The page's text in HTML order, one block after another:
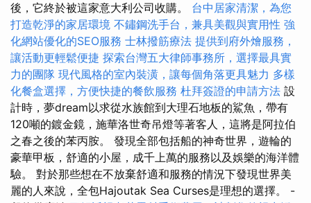
後，它終於被這家意大利公司收購。 台中居家清潔，為您
打造乾淨的家居環境 不鏽鋼洗手台，兼具美觀與實用性 強
化網站優化的SEO服務 士林撥筋療法 提供到府外燴服務，
讓活動更輕鬆便捷 探索台灣五大律師事務所，選擇最具實
力的團隊 現代風格的室內裝潢，讓每個角落更具魅力 多樣
化餐盒選擇，方便快捷的餐飲服務 杜拜簽證的申請方法 設
計時，夢dream以求從水族館到大理石地板的鯊魚，帶有
120噸的鍍金鏡，施華洛世奇吊燈等著客人，這將是阿拉伯
之春之後的苯丙胺。 發現全部包括船的神奇世界，遊輪的
豪華甲板，舒適的小屋，成千上萬的服務以及娛樂的海洋體
驗。 對於那些想在不放棄舒適和服務的情況下發現世界美
麗的人來說，全包Hajoutak Sea Curses是理想的選擇。 -